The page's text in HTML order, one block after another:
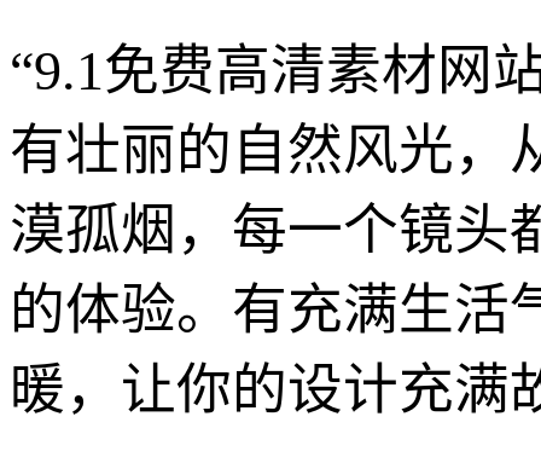
“9.1免费高清素材网
有壮丽的自然风光，
漠孤烟，每一个镜头
的体验。有充满生活
暖，让你的设计充满